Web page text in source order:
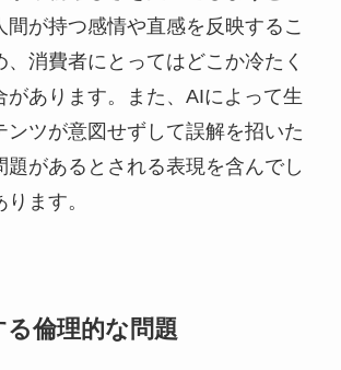
間が持つ感情や直感を反映するこ
、消費者にとってはどこか冷たく
があります。また、AIによって生
ンツが意図せずして誤解を招いた
題があるとされる表現を含んでし
ます。
倫理的な問題